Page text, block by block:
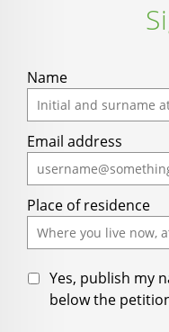
Name
Email address
Place of residence
Yes, publish my
below the